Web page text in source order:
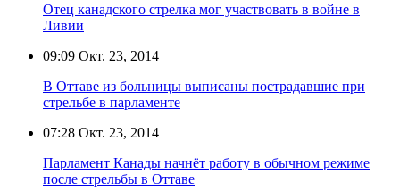
Отец канадского стрелка мог участвовать в войне в
Ливии
09:09 Окт. 23, 2014
В Оттаве из больницы выписаны пострадавшие при
стрельбе в парламенте
07:28 Окт. 23, 2014
Парламент Канады начнёт работу в обычном режиме
после стрельбы в Оттаве